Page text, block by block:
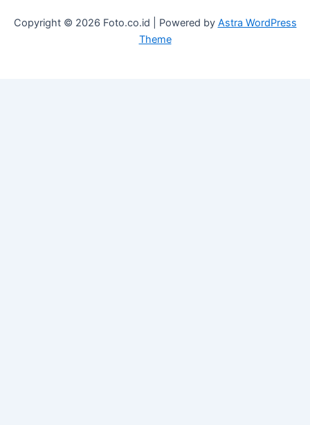
Copyright © 2026 Foto.co.id | Powered by Astra WordPress
Theme